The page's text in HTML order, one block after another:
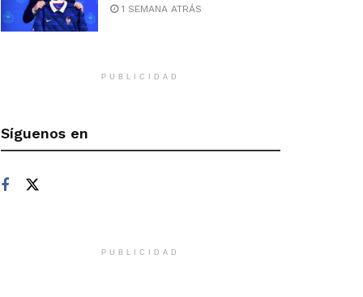
1 SEMANA ATRÁS
PUBLICIDAD
Síguenos en
PUBLICIDAD